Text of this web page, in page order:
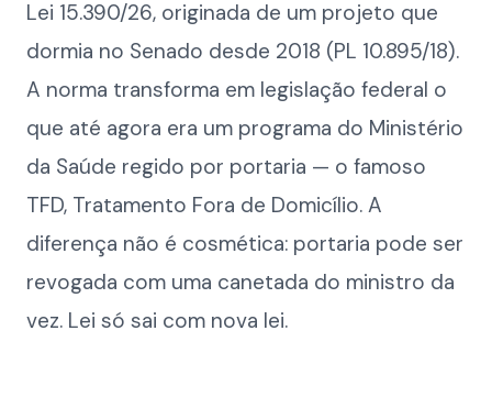
Lei 15.390/26, originada de um projeto que
dormia no Senado desde 2018 (PL 10.895/18).
A norma transforma em legislação federal o
que até agora era um programa do Ministério
da Saúde regido por portaria — o famoso
TFD, Tratamento Fora de Domicílio. A
diferença não é cosmética: portaria pode ser
revogada com uma canetada do ministro da
vez. Lei só sai com nova lei.